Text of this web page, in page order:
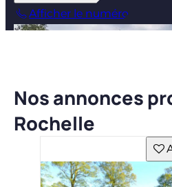
Afficher le numéro
Nos annonces
Rochelle